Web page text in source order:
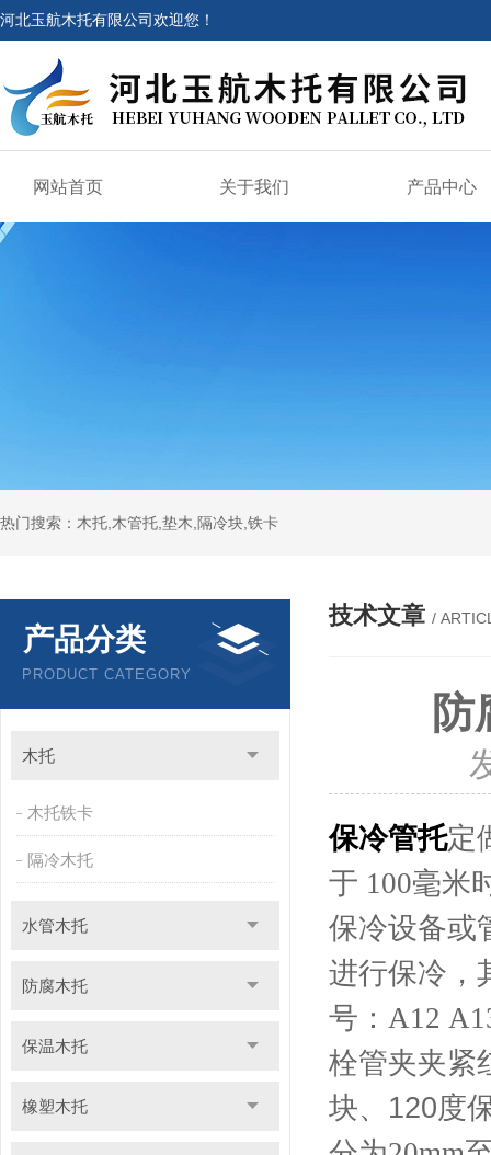
河北玉航木托有限公司欢迎您！
网站首页 关于我们 产品中心
热门搜索：木托,木管托,垫木,隔冷块,铁卡
产品分类
PRODUCT CATEGORY
木托
木托铁卡
隔冷木托
水管木托
防腐木托
保温木托
橡塑木托
技术文章 /
保冷管托定
于 100毫米
保冷设备或
进行保冷，
号：A12
栓管夹夹紧
块、120度